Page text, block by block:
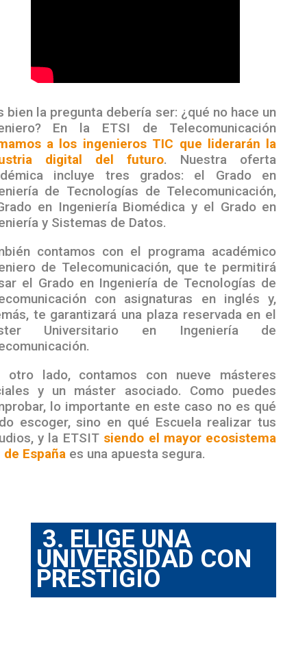
bien la pregunta debería ser: ¿qué no hace un
En la ETSI de Telecomunicación
a los ingenieros TIC que liderarán la
digital del futuro. Nuestra oferta
incluye tres grados: el Grado en
de Tecnologías de Telecomunicación,
en Ingeniería Biomédica y el Grado en
y Sistemas de Datos.
contamos con el programa académico
de Telecomunicación, que te permitirá
el Grado en Ingeniería de Tecnologías de
con asignaturas en inglés y,
te garantizará una plaza reservada en el
Universitario en Ingeniería de
otro lado, contamos con nueve másteres
y un máster asociado. Como puedes
lo importante en este caso no es qué
escoger, sino en qué Escuela realizar tus
y la ETSIT siendo el mayor ecosistema
de España es una apuesta segura.
3. ELIGE UNA
UNIVERSIDAD CON
PRESTIGIO